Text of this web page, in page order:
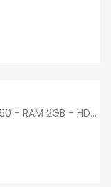
- RAM 2GB - HD...